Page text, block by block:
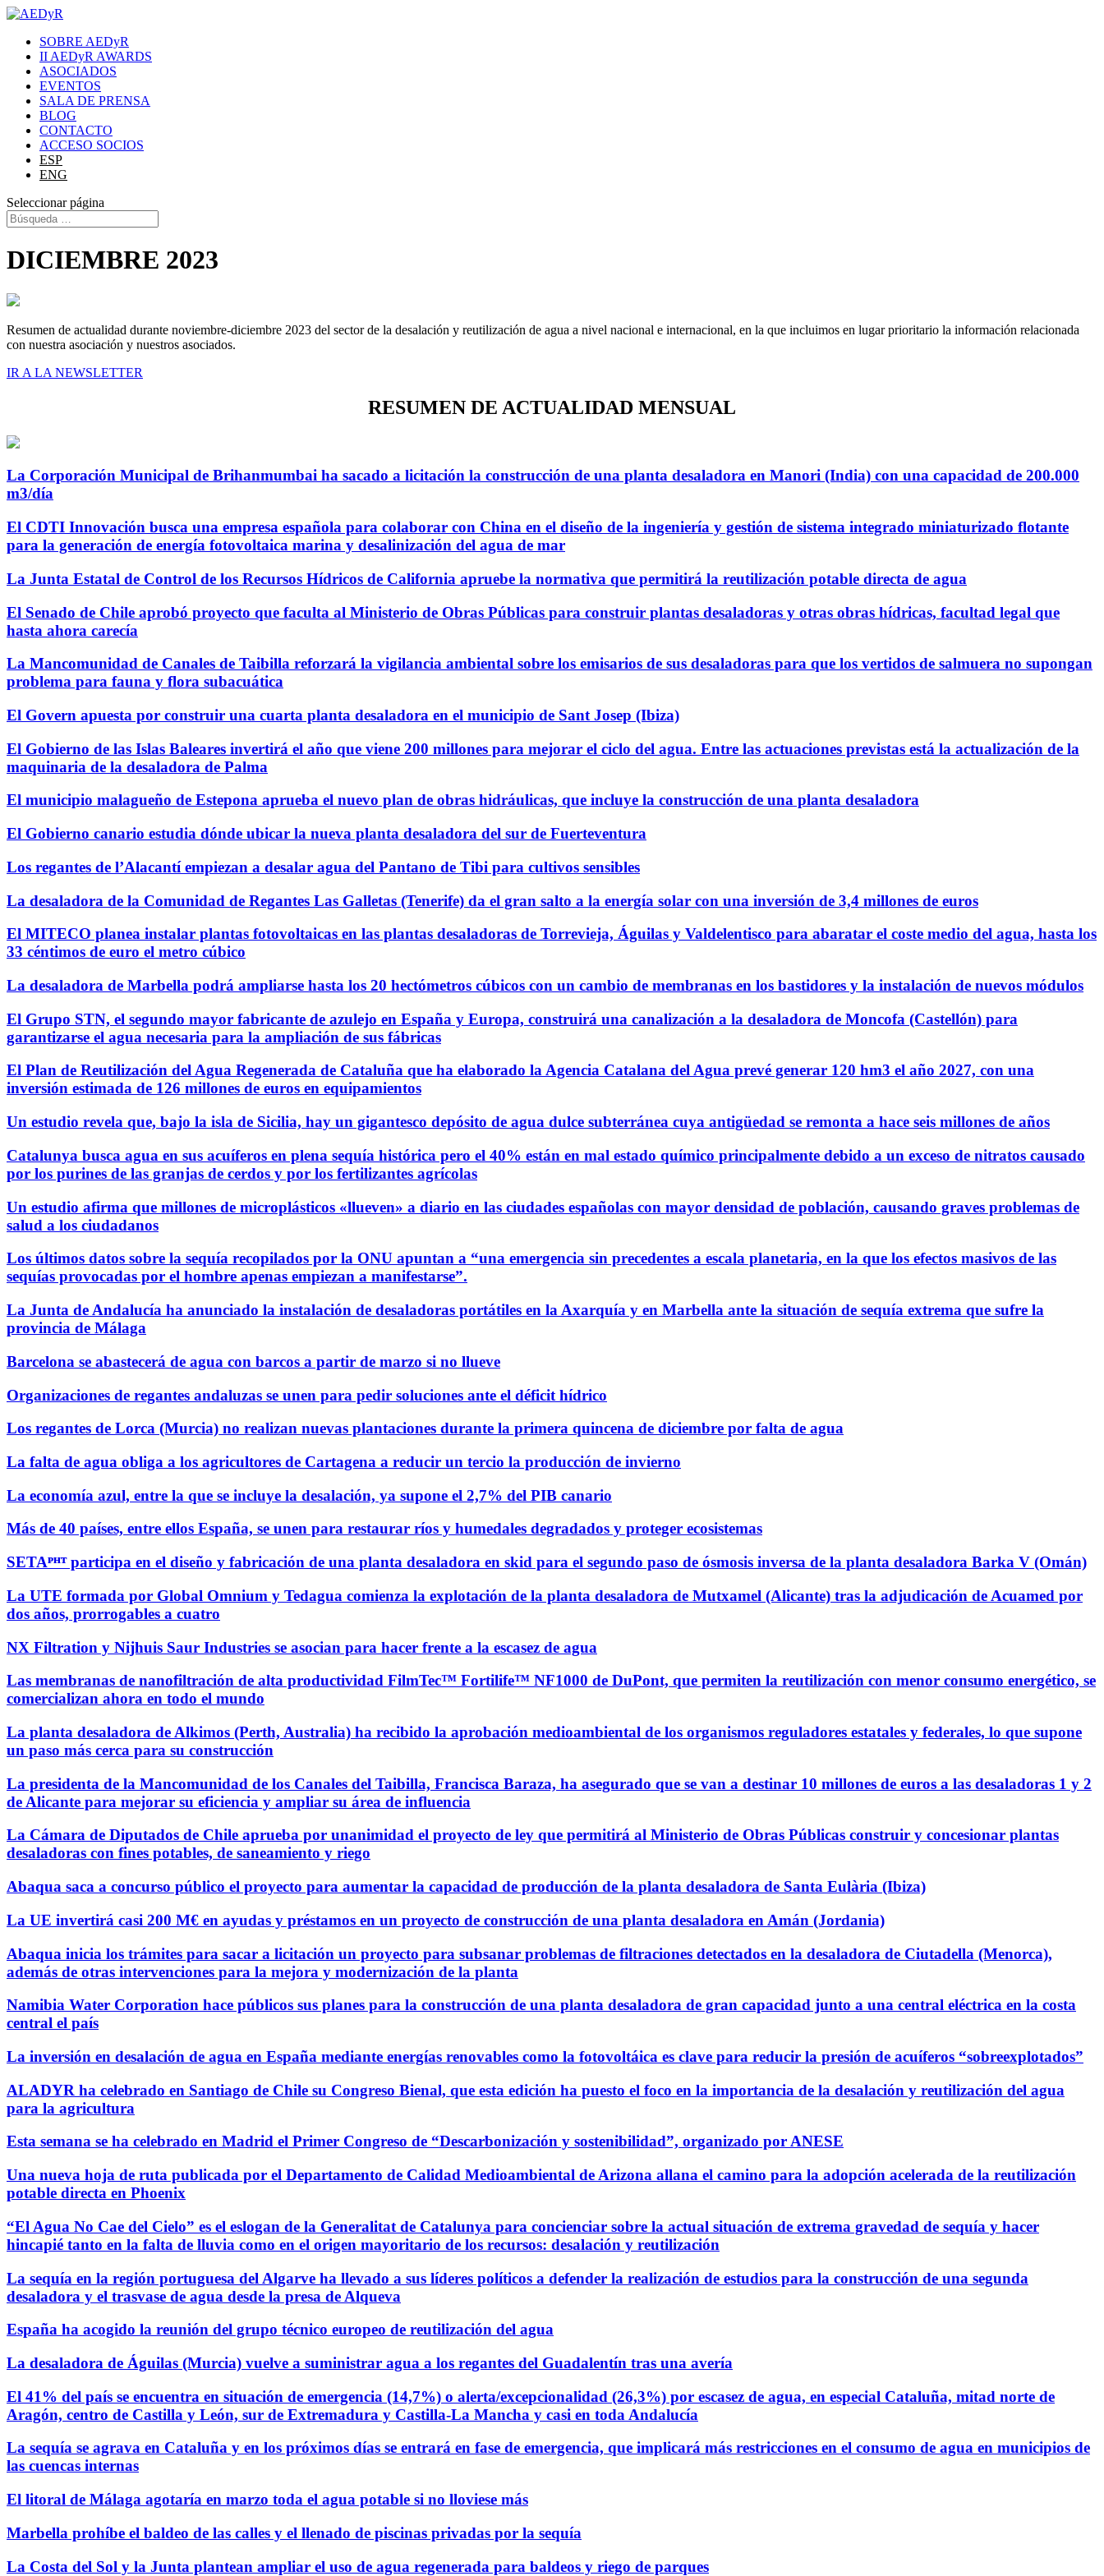
SOBRE AEDyR
II AEDyR AWARDS
ASOCIADOS
EVENTOS
SALA DE PRENSA
BLOG
CONTACTO
ACCESO SOCIOS
ESP
ENG
Seleccionar página
DICIEMBRE 2023
Resumen de actualidad durante noviembre-diciembre 2023 del sector de la desalación y reutilización de agua a nivel nacional e internacional, en la que incluimos en lugar prioritario la información relacionada
con nuestra asociación y nuestros asociados.
IR A LA NEWSLETTER
RESUMEN DE ACTUALIDAD MENSUAL
La Corporación Municipal de Brihanmumbai ha sacado a licitación la construcción de una planta desaladora en Manori (India) con una capacidad de 200.000
m3/día
El CDTI Innovación busca una empresa española para colaborar con China en el diseño de la ingeniería y gestión de sistema integrado miniaturizado flotante
para la generación de energía fotovoltaica marina y desalinización del agua de mar
La Junta Estatal de Control de los Recursos Hídricos de California apruebe la normativa que permitirá la reutilización potable directa de agua
El Senado de Chile aprobó proyecto que faculta al Ministerio de Obras Públicas para construir plantas desaladoras y otras obras hídricas, facultad legal que
hasta ahora carecía
La Mancomunidad de Canales de Taibilla reforzará la vigilancia ambiental sobre los emisarios de sus desaladoras para que los vertidos de salmuera no supongan
problema para fauna y flora subacuática
El Govern apuesta por construir una cuarta planta desaladora en el municipio de Sant Josep (Ibiza)
El Gobierno de las Islas Baleares invertirá el año que viene 200 millones para mejorar el ciclo del agua. Entre las actuaciones previstas está la actualización de la
maquinaria de la desaladora de Palma
El municipio malagueño de Estepona aprueba el nuevo plan de obras hidráulicas, que incluye la construcción de una planta desaladora
El Gobierno canario estudia dónde ubicar la nueva planta desaladora del sur de Fuerteventura
Los regantes de l’Alacantí empiezan a desalar agua del Pantano de Tibi para cultivos sensibles
La desaladora de la Comunidad de Regantes Las Galletas (Tenerife) da el gran salto a la energía solar con una inversión de 3,4 millones de euros
El MITECO planea instalar plantas fotovoltaicas en las plantas desaladoras de Torrevieja, Águilas y Valdelentisco para abaratar el coste medio del agua, hasta los
33 céntimos de euro el metro cúbico
La desaladora de Marbella podrá ampliarse hasta los 20 hectómetros cúbicos con un cambio de membranas en los bastidores y la instalación de nuevos módulos
El Grupo STN, el segundo mayor fabricante de azulejo en España y Europa, construirá una canalización a la desaladora de Moncofa (Castellón) para
garantizarse el agua necesaria para la ampliación de sus fábricas
El Plan de Reutilización del Agua Regenerada de Cataluña que ha elaborado la Agencia Catalana del Agua prevé generar 120 hm3 el año 2027, con una
inversión estimada de 126 millones de euros en equipamientos
Un estudio revela que, bajo la isla de Sicilia, hay un gigantesco depósito de agua dulce subterránea cuya antigüedad se remonta a hace seis millones de años
Catalunya busca agua en sus acuíferos en plena sequía histórica pero el 40% están en mal estado químico principalmente debido a un exceso de nitratos causado
por los purines de las granjas de cerdos y por los fertilizantes agrícolas
Un estudio afirma que millones de microplásticos «llueven» a diario en las ciudades españolas con mayor densidad de población, causando graves problemas de
salud a los ciudadanos
Los últimos datos sobre la sequía recopilados por la ONU apuntan a “una emergencia sin precedentes a escala planetaria, en la que los efectos masivos de las
sequías provocadas por el hombre apenas empiezan a manifestarse”.
La Junta de Andalucía ha anunciado la instalación de desaladoras portátiles en la Axarquía y en Marbella ante la situación de sequía extrema que sufre la
provincia de Málaga
Barcelona se abastecerá de agua con barcos a partir de marzo si no llueve
Organizaciones de regantes andaluzas se unen para pedir soluciones ante el déficit hídrico
Los regantes de Lorca (Murcia) no realizan nuevas plantaciones durante la primera quincena de diciembre por falta de agua
La falta de agua obliga a los agricultores de Cartagena a reducir un tercio la producción de invierno
La economía azul, entre la que se incluye la desalación, ya supone el 2,7% del PIB canario
Más de 40 países, entre ellos España, se unen para restaurar ríos y humedales degradados y proteger ecosistemas
SETAᴾᴴᵀ participa en el diseño y fabricación de una planta desaladora en skid para el segundo paso de ósmosis inversa de la planta desaladora Barka V (Omán)
La UTE formada por Global Omnium y Tedagua comienza la explotación de la planta desaladora de Mutxamel (Alicante) tras la adjudicación de Acuamed por
dos años, prorrogables a cuatro
NX Filtration y Nijhuis Saur Industries se asocian para hacer frente a la escasez de agua
Las membranas de nanofiltración de alta productividad FilmTec™ Fortilife™ NF1000 de DuPont, que permiten la reutilización con menor consumo energético, se
comercializan ahora en todo el mundo
La planta desaladora de Alkimos (Perth, Australia) ha recibido la aprobación medioambiental de los organismos reguladores estatales y federales, lo que supone
un paso más cerca para su construcción
La presidenta de la Mancomunidad de los Canales del Taibilla, Francisca Baraza, ha asegurado que se van a destinar 10 millones de euros a las desaladoras 1 y 2
de Alicante para mejorar su eficiencia y ampliar su área de influencia
La Cámara de Diputados de Chile aprueba por unanimidad el proyecto de ley que permitirá al Ministerio de Obras Públicas construir y concesionar plantas
desaladoras con fines potables, de saneamiento y riego
Abaqua saca a concurso público el proyecto para aumentar la capacidad de producción de la planta desaladora de Santa Eulària (Ibiza)
La UE invertirá casi 200 M€ en ayudas y préstamos en un proyecto de construcción de una planta desaladora en Amán (Jordania)
Abaqua inicia los trámites para sacar a licitación un proyecto para subsanar problemas de filtraciones detectados en la desaladora de Ciutadella (Menorca),
además de otras intervenciones para la mejora y modernización de la planta
Namibia Water Corporation hace públicos sus planes para la construcción de una planta desaladora de gran capacidad junto a una central eléctrica en la costa
central el país
La inversión en desalación de agua en España mediante energías renovables como la fotovoltáica es clave para reducir la presión de acuíferos “sobreexplotados”
ALADYR ha celebrado en Santiago de Chile su Congreso Bienal, que esta edición ha puesto el foco en la importancia de la desalación y reutilización del agua
para la agricultura
Esta semana se ha celebrado en Madrid el Primer Congreso de “Descarbonización y sostenibilidad”, organizado por ANESE
Una nueva hoja de ruta publicada por el Departamento de Calidad Medioambiental de Arizona allana el camino para la adopción acelerada de la reutilización
potable directa en Phoenix
“El Agua No Cae del Cielo” es el eslogan de la Generalitat de Catalunya para concienciar sobre la actual situación de extrema gravedad de sequía y hacer
hincapié tanto en la falta de lluvia como en el origen mayoritario de los recursos: desalación y reutilización
La sequía en la región portuguesa del Algarve ha llevado a sus líderes políticos a defender la realización de estudios para la construcción de una segunda
desaladora y el trasvase de agua desde la presa de Alqueva
España ha acogido la reunión del grupo técnico europeo de reutilización del agua
La desaladora de Águilas (Murcia) vuelve a suministrar agua a los regantes del Guadalentín tras una avería
El 41% del país se encuentra en situación de emergencia (14,7%) o alerta/excepcionalidad (26,3%) por escasez de agua, en especial Cataluña, mitad norte de
Aragón, centro de Castilla y León, sur de Extremadura y Castilla-La Mancha y casi en toda Andalucía
La sequía se agrava en Cataluña y en los próximos días se entrará en fase de emergencia, que implicará más restricciones en el consumo de agua en municipios de
las cuencas internas
El litoral de Málaga agotaría en marzo toda el agua potable si no lloviese más
Marbella prohíbe el baldeo de las calles y el llenado de piscinas privadas por la sequía
La Costa del Sol y la Junta plantean ampliar el uso de agua regenerada para baldeos y riego de parques